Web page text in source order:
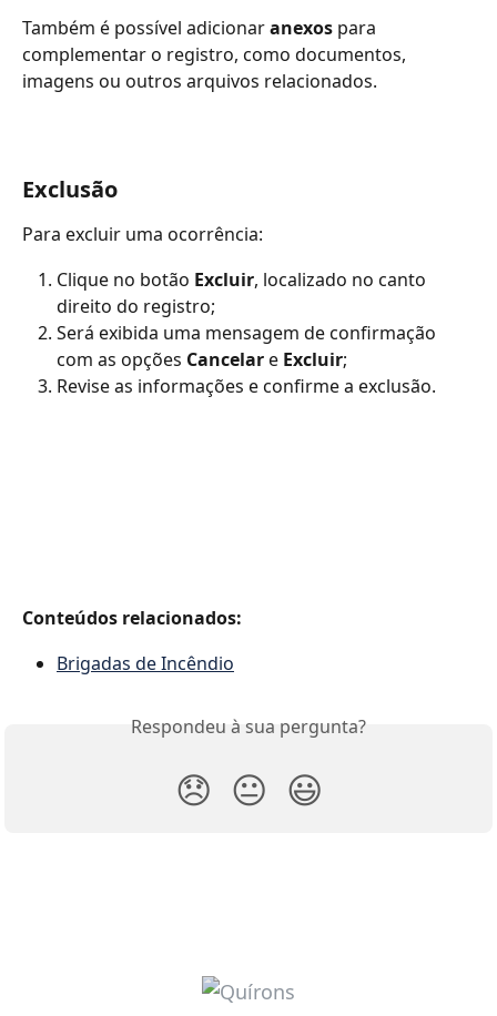
Também é possível adicionar anexos para
complementar o registro, como documentos,
imagens ou outros arquivos relacionados.
Exclusão
Para excluir uma ocorrência:
Clique no botão Excluir, localizado no canto
direito do registro;
Será exibida uma mensagem de confirmação
com as opções Cancelar e Excluir;
Revise as informações e confirme a exclusão.
Conteúdos relacionados:
Brigadas de Incêndio
Respondeu à sua pergunta?
😞 😐 😃